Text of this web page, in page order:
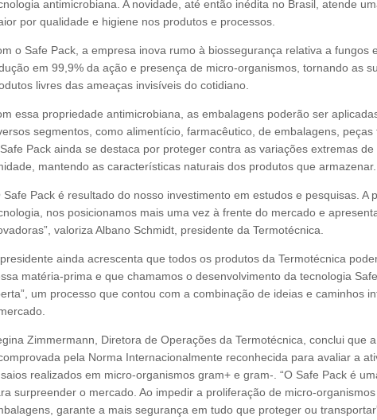
antimicrobiana. A novidade, até então inédita no Brasil, atende
por qualidade e higiene nos produtos e processos.
o Safe Pack, a empresa inova rumo à biossegurança relativa a fungos
em 99,9% da ação e presença de micro-organismos, tornando as
livres das ameaças invisíveis do cotidiano.
essa propriedade antimicrobiana, as embalagens poderão ser
segmentos, como alimentício, farmacêutico, de embalagens, peças
Pack ainda se destaca por proteger contra as variações extremas
mantendo as características naturais dos produtos que armazenar.
Safe Pack é resultado do nosso investimento em estudos e pesquisas. A
nos posicionamos mais uma vez à frente do mercado e
valoriza Albano Schmidt, presidente da Termotécnica.
ainda acrescenta que todos os produtos da Termotécnica
matéria-prima e que chamamos o desenvolvimento da tecnologia
um processo que contou com a combinação de ideias e caminhos
Zimmermann, Diretora de Operações da Termotécnica, conclui que
pela Norma Internacionalmente reconhecida para avaliar a
realizados em micro-organismos gram+ e gram-. “O Safe Pack é
surpreender o mercado. Ao impedir a proliferação de micro-
garante a mais segurança em tudo que proteger ou